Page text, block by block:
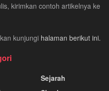
kirimkan contoh artikelnya ke
kunjungi halaman berikut ini.
Sejarah